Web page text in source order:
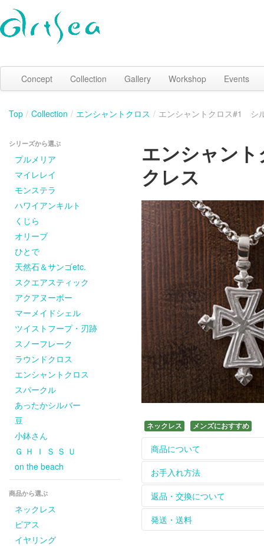
Concept Collection Gallery Workshop Events
Top / Collection / エンシャントクロス / エンシャントクロス#1 シ
シリーズから選ぶ
プルメリア
マイレレイ
モンステラ
ハワイアンキルト
くじら
オリーブ
ひとで
天然石＆サンゴetc.
スクエアスティック
アクアヌーボー
マーメイドシェル
ツイストフープ・刃跡
スノーフレーク
ラウンドクロス
エンシャントクロス
スパークル
あったかシルバー
豆
小鉢さん
Ｇ Ｈ Ｉ Ｓ Ｓ Ｕ
on the beach
商品から選ぶ
ネックレス
ピアス
イヤリング
エンシャン
クレス
ネックレス メンズにおすすめ
商品について
ホームページに掲載して
についてはcontactからお
革ひもは天然皮を使用し
をお楽しみください。
天然石、天然素材のひと
ピアスの金具（耳に触れ
お手入れ方法
【長く綺麗にお使いいた
シルバーのアクセサリー
れて保管してください。
※購入された商品は密閉
返品・交換について
お届けした商品は到着後
返品、交換は商品到着後
発送・送料